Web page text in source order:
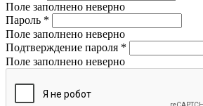
Поле заполнено неверно
Пароль *
Поле заполнено неверно
Подтверждение пароля *
Поле заполнено неверно